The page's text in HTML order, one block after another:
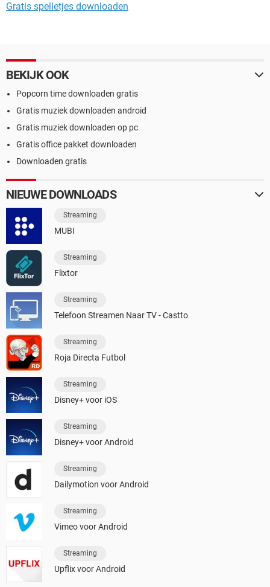
Gratis spelletjes downloaden
BEKIJK OOK
Popcorn time downloaden gratis
Gratis muziek downloaden android
Gratis muziek downloaden op pc
Gratis office pakket downloaden
Downloaden gratis
NIEUWE DOWNLOADS
Streaming
MUBI
Streaming
Flixtor
Streaming
Telefoon Streamen Naar TV - Castto
Streaming
Roja Directa Futbol
Streaming
Disney+ voor iOS
Streaming
Disney+ voor Android
Streaming
Dailymotion voor Android
Streaming
Vimeo voor Android
Streaming
Upflix voor Android